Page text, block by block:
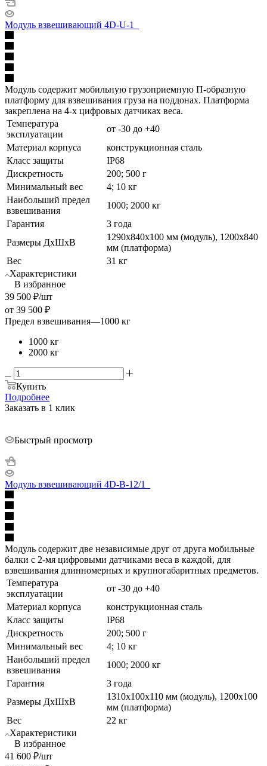
Модуль взвешивающий 4D-U-1_
Модуль содержит мобильную грузоприемную П-образную
платформу для взвешивания груза на поддонах. Платформа
закреплена на 4-х цифровых датчиках веса.
Температура
эксплуатации
от -30 до +40
Материал корпуса
конструкционная сталь
Класс защиты
IP68
Дискретность
200; 500 г
Минимальный вес
4; 10 кг
Наибольший предел
взвешивания
1000; 2000 кг
Гарантия
3 года
Размеры ДхШхВ
1290х840х100 мм (модуль), 1200х840
мм (платформа)
Вес
31 кг
Характеристики
В избранное
39 500 ₽/шт
от 39 500 ₽
Предел взвешивания—1000 кг
1000 кг
2000 кг
Купить
Подробнее
Заказать в 1 клик
Быстрый просмотр
Модуль взвешивающий 4D-B-12/1_
Модуль содержит две независимые друг от друга мобильные
балки с 2-мя цифровыми датчиками веса в каждой, для
взвешивания длинномерных и крупногабаритных предметов.
Температура
эксплуатации
от -30 до +40
Материал корпуса
конструкционная сталь
Класс защиты
IP68
Дискретность
200; 500 г
Минимальный вес
4; 10 кг
Наибольший предел
взвешивания
1000; 2000 кг
Гарантия
3 года
Размеры ДхШхВ
1310х100х110 мм (модуль), 1200х100
мм (платформа)
Вес
22 кг
Характеристики
В избранное
41 600 ₽/шт